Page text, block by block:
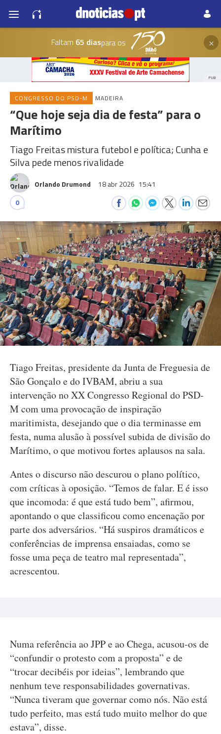
Faltam 65 diaspara os ×
PUB
CONGRESSO DO PSD-M MADEIRA
“Que hoje seja dia de festa” para o
Marítimo
Tiago Freitas mistura futebol e política; Cunha e
Silva pede menos rivalidade
Orlando Drumond 18 abr 2026 15:41
0
Tiago Freitas, presidente da Junta de Freguesia de
São Gonçalo e do IVBAM, abriu a sua
intervenção no XX Congresso Regional do PSD-
M com uma provocação de inspiração
maritimista, desejando que o dia terminasse em
festa, numa alusão à possível subida de divisão do
Marítimo, o que motivou fortes aplausos na sala.
Antes o discurso não descurou o plano político,
com críticas à oposição. “Temos de falar. E é isso
que incomoda: é que está tudo bem”, afirmou,
apontando o que classificou como encenação por
parte dos adversários. “Há suspiros dramáticos e
conferências de imprensa ensaiadas, como se
fosse uma peça de teatro mal representada”,
acrescentou.
Numa referência ao JPP e ao Chega, acusou-os de
“confundir o protesto com a proposta” e de
“trocar decibéis por ideias”, lembrando que
nenhum teve responsabilidades governativas.
“Nunca tiveram que governar como nós. Não está
tudo perfeito, mas está tudo muito melhor do que
estava”, disse.